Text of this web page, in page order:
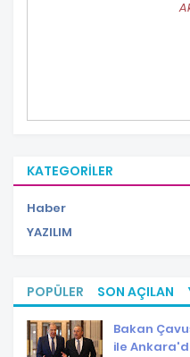
KATEGORILER
Haber
YAZILIM
POPÜLER SON AÇILAN
Bakan
ile